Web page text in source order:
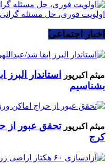
اولویت فوری، حل مسئله
اخبار اجتماعی
میثم اکبرپور
استاندار
بشناسیم
میثم اکبرپور تحقق عبور از
کرج